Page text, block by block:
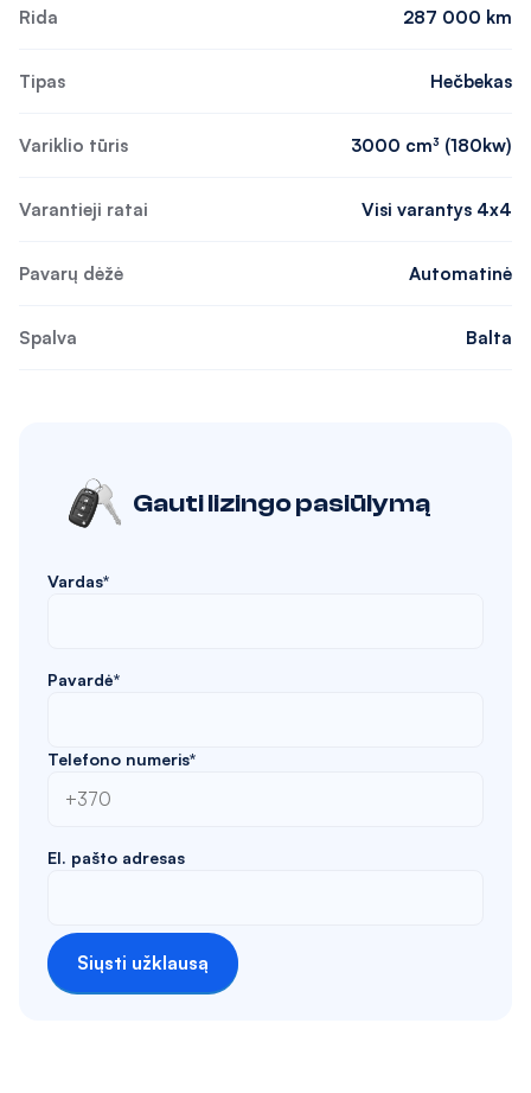
Rida 287 000 km
Tipas Hečbekas
Variklio tūris 3000 cm³ (180kw)
Varantieji ratai Visi varantys 4x4
Pavarų dėžė Automatinė
Spalva Balta
Gauti lizingo pasiūlymą
Vardas*
Pavardė*
Telefono numeris*
El. pašto adresas
Siųsti užklausą